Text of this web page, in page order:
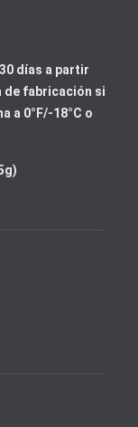
días a partir
de fabricación si
a 0°F/-18°C o